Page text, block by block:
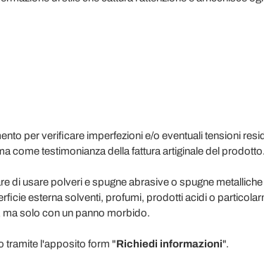
per verificare imperfezioni e/o eventuali tensioni
come testimonianza della fattura artiginale del
di usare polveri e spugne abrasive o spugne
esterna solventi, profumi, prodotti acidi o
ma solo con un panno morbido.
tramite l'apposito form "Richiedi informazioni".